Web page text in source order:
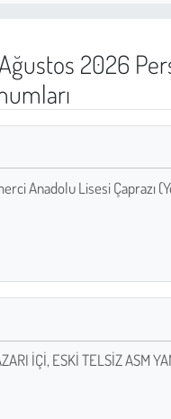
2026
Anadolu Lisesi Çaprazı
İÇİ, ESKİ TELSİZ ASM